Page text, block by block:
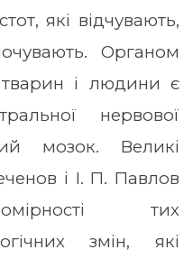
які відчувають,
Органом
тварин і людини є
нервової
мозок. Великі
і І. П. Павлов
тих
змін, які